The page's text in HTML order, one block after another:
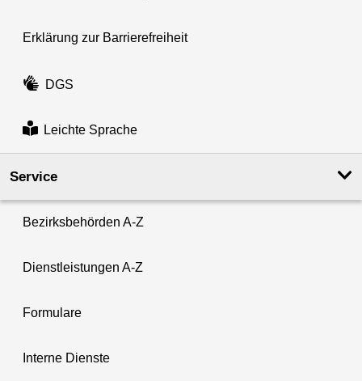
Erklärung zur Barrierefreiheit
DGS
Leichte Sprache
Service
Bezirksbehörden A-Z
Dienstleistungen A-Z
Formulare
Interne Dienste